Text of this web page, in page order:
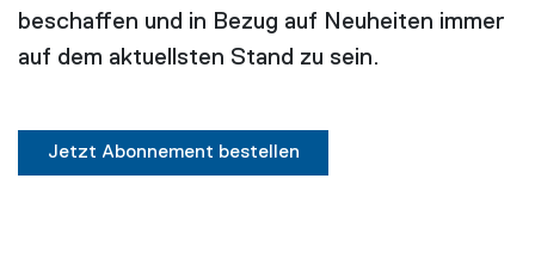
beschaffen und in Bezug auf Neuheiten immer
auf dem aktuellsten Stand zu sein.
Jetzt Abonnement bestellen